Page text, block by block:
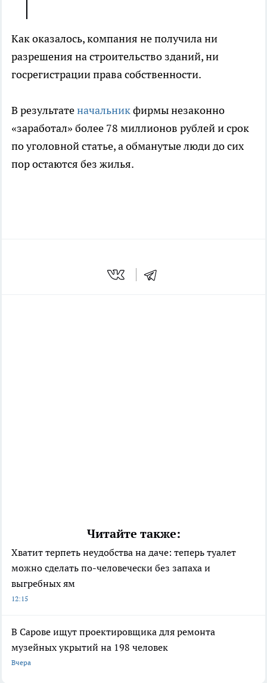
Как оказалось, компания не получила ни
разрешения на строительство зданий, ни
госрегистрации права собственности.
В результатеначальникфирмы незаконно
«заработал» более 78 миллионов рублей и срок
по уголовной статье, а обманутые люди до сих
пор остаются без жилья.
Читайте также:
Хватит терпеть неудобства на даче: теперь туалет
можно сделать по-человечески без запаха и
выгребных ям
12:15
В Сарове ищут проектировщика для ремонта
музейных укрытий на 198 человек
Вчера